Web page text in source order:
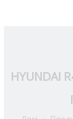
HYUNDAI